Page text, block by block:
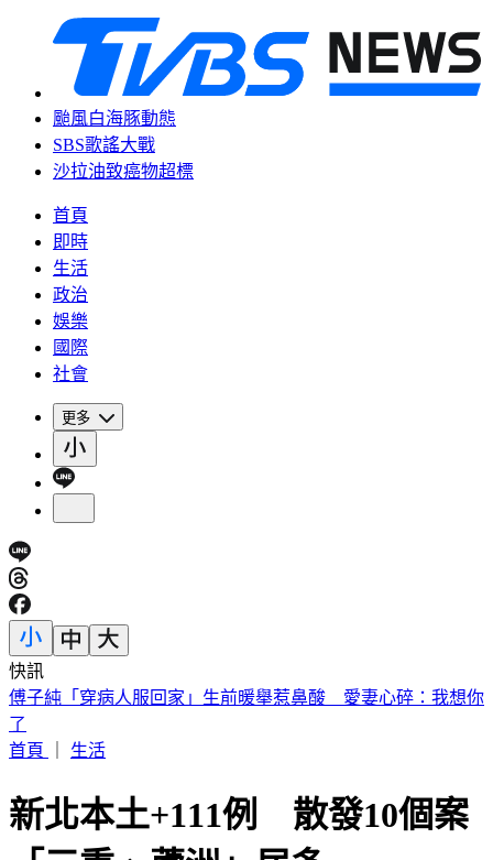
颱風白海豚動態
SBS歌謠大戰
沙拉油致癌物超標
首頁
即時
生活
政治
娛樂
國際
社會
更多
快訊
砍Gmail神功能 2027年起停止支援第三方帳號收寄信
首頁
新北本土+111例 散發10個案
「三重、蘆洲」居多